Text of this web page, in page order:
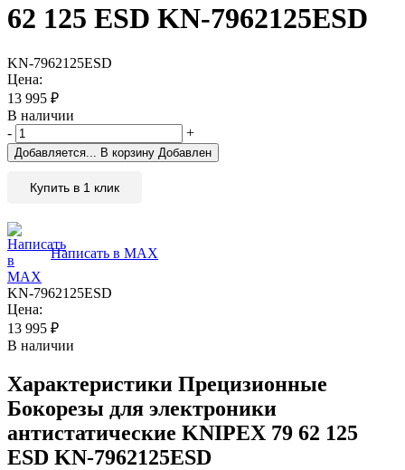
62 125 ESD KN-7962125ESD
KN-7962125ESD
Цена:
13 995 ₽
В наличии
-
+
Добавляется... В корзину Добавлен
Купить в 1 клик
Написать в MAX
KN-7962125ESD
Цена:
13 995 ₽
В наличии
Характеристики Прецизионные
Бокорезы для электроники
антистатические KNIPEX 79 62 125
ESD KN-7962125ESD